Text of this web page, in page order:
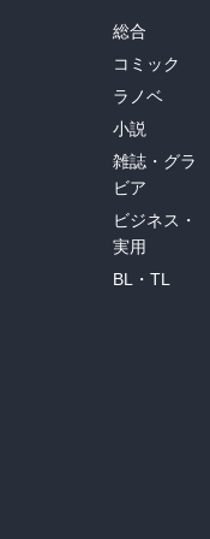
総合
コミック
ラノベ
小説
雑誌・グラ
ビア
ビジネス・
実用
BL・TL